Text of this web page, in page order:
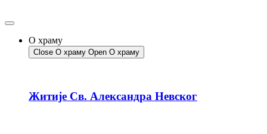
О храму
Close О храму Open О храму
Житије Св. Александра Невског